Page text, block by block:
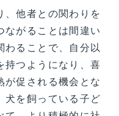
、他者との関わりを
がることは間違い
わることで、自分以
持つようになり、喜
が促される機会とな
犬を飼っている子ど